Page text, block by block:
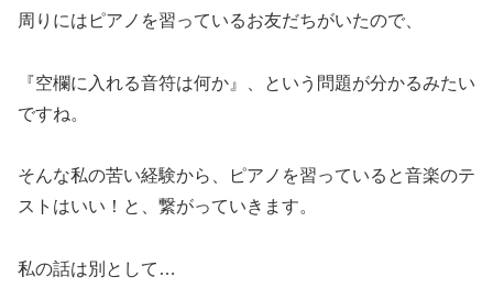
周りにはピアノを習っているお友だちがいたので、
『空欄に入れる音符は何か』、という問題が分かるみたい
ですね。
そんな私の苦い経験から、ピアノを習っていると音楽のテ
ストはいい！と、繋がっていきます。
私の話は別として…